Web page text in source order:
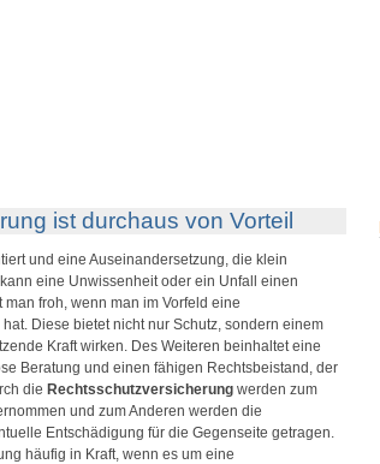
ist durchaus von Vorteil
und eine Auseinandersetzung, die klein
eine Unwissenheit oder ein Unfall einen
froh, wenn man im Vorfeld eine
Diese bietet nicht nur Schutz, sondern einem
Kraft wirken. Des Weiteren beinhaltet eine
Beratung und einen fähigen Rechtsbeistand, der
die Rechtsschutzversicherungwerden zum
und zum Anderen werden die
Entschädigung für die Gegenseite getragen.
häufig in Kraft, wenn es um eine